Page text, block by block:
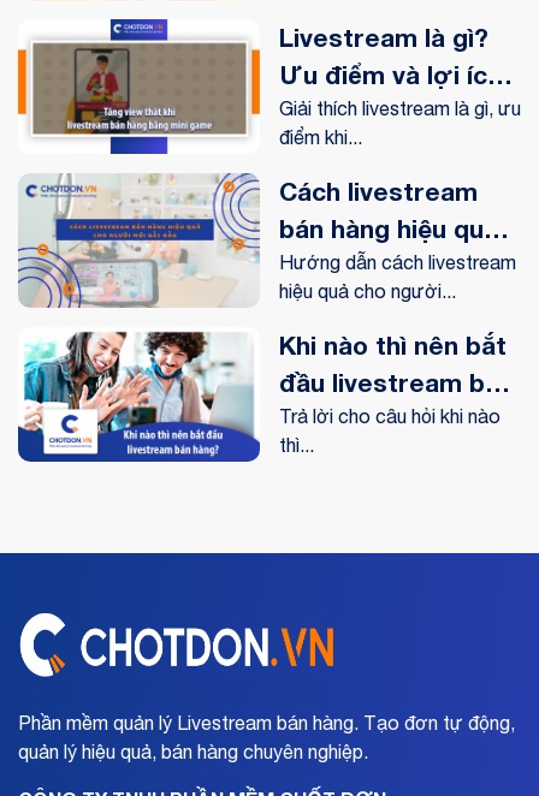
Livestream là gì?
Ưu điểm và lợi ích
livestream mang lại
như thế nào?
Giải thích livestream là gì, ưu
điểm khi...
Cách livestream
bán hàng hiệu quả
cho người mới bắt
đầu
Hướng dẫn cách livestream
hiệu quả cho người...
Khi nào thì nên bắt
đầu livestream bán
hàng?
Trả lời cho câu hỏi khi nào
thì...
Phần mềm quản lý Livestream bán hàng. Tạo đơn tự động,
quản lý hiệu quả, bán hàng chuyên nghiệp.